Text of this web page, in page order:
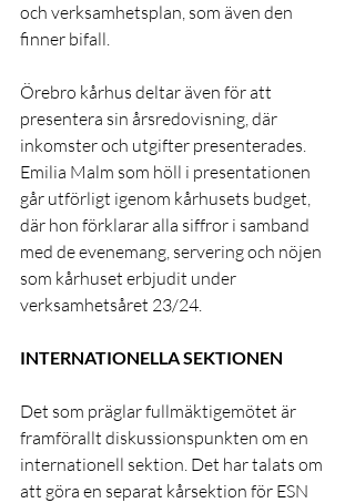
och verksamhetsplan, som även den
finner bifall.
Örebro kårhus deltar även för att
presentera sin årsredovisning, där
inkomster och utgifter presenterades.
Emilia Malm som höll i presentationen
går utförligt igenom kårhusets budget,
där hon förklarar alla siffror i samband
med de evenemang, servering och nöjen
som kårhuset erbjudit under
verksamhetsåret 23/24.
INTERNATIONELLA SEKTIONEN
Det som präglar fullmäktigemötet är
framförallt diskussionspunkten om en
internationell sektion. Det har talats om
att göra en separat kårsektion för ESN